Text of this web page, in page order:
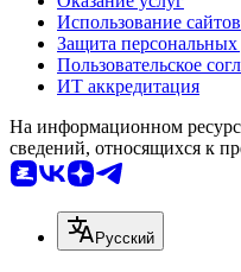
Использование сайтов
Защита
Пользовательское
ИТ аккредитация
На информационном
сведений, относящихся к
Русский